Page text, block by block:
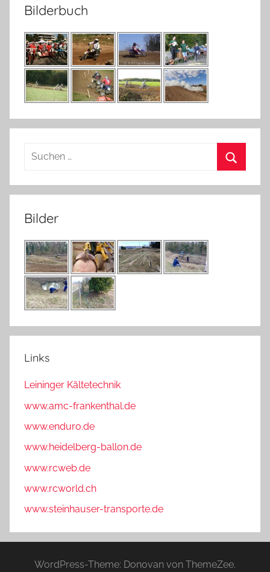
Bilderbuch
Suchen
Bilder
Links
Leininger Kältetechnik
www.amc-frankenthal.de
www.enduro.de
www.heidelberg-ballon.de
www.rcweb.de
www.rcworld.ch
www.steinhauser-transporte.de
WordPress-Theme: Donovan von ThemeZee.